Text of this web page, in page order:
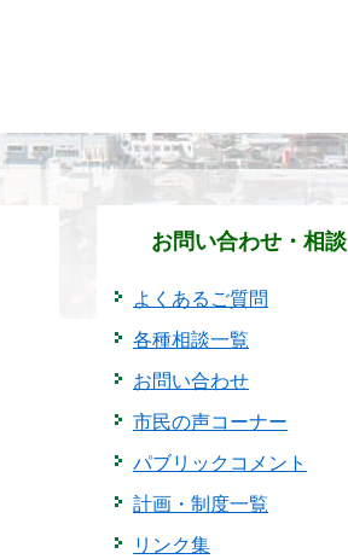
お問い合わせ・相談
よくあるご質問
各種相談一覧
お問い合わせ
市民の声コーナー
パブリックコメント
計画・制度一覧
リンク集